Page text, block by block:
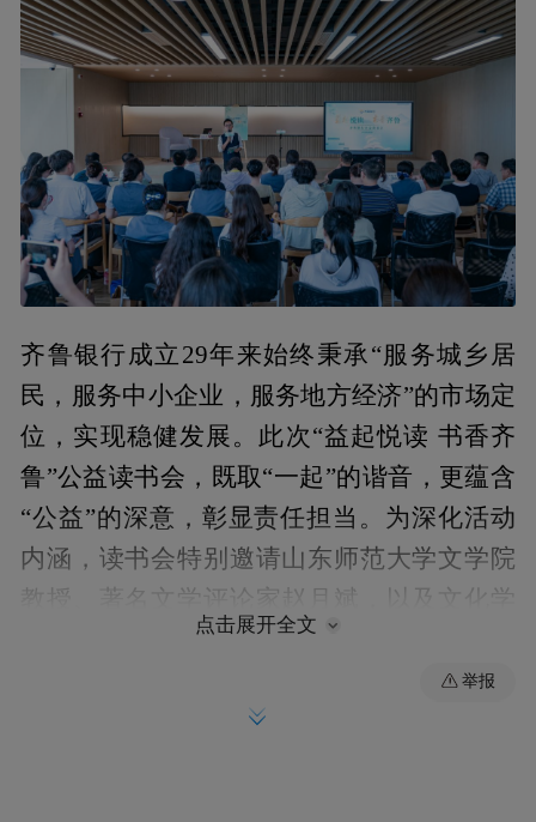
齐鲁银行成立29年来始终秉承“服务城乡居
民，服务中小企业，服务地方经济”的市场定
位，实现稳健发展。此次“益起悦读 书香齐
鲁”公益读书会，既取“一起”的谐音，更蕴含
“公益”的深意，彰显责任担当。为深化活动
内涵，读书会特别邀请山东师范大学文学院
教授、著名文学评论家赵月斌，以及文化学
者、山东大众阅读研究院院长刘国胜担任主
讲嘉宾。赵月斌教授以张炜的经典作品《去
老万玉家》为例，剖析文学作品中的人文关
点击展开全文
举报